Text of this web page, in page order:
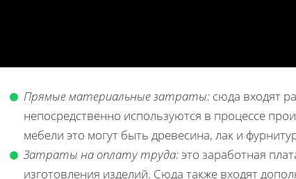
Прямые материальные затраты: сюда входят
непосредственно используются в процессе
мебели это могут быть древесина, лак и
Затраты на оплату труда:это заработная
изготовления изделий. Сюда также входят